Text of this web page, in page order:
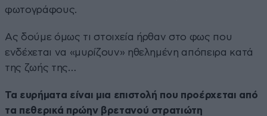
φωτογράφους.
Ας δούμε όμως τι στοιχεία ήρθαν στο φως που
ενδέχεται να «μυρίζουν» ηθελημένη απόπειρα κατά
της ζωής της…
Τα ευρήματα είναι μια επιστολή που προέρχεται από
τα πεθερικά πρώην βρετανού στρατιώτη